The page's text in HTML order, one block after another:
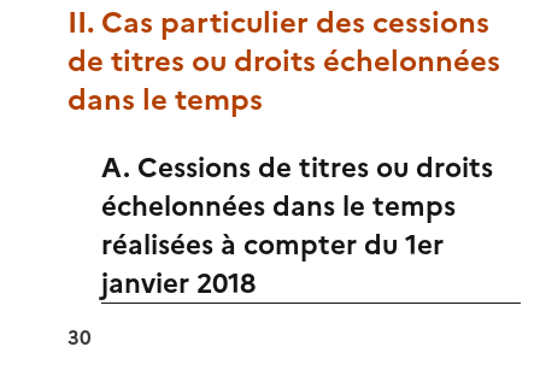
II. Cas particulier des cessions
de titres ou droits échelonnées
dans le temps
A. Cessions de titres ou droits
échelonnées dans le temps
réalisées à compter du 1er
janvier 2018
30